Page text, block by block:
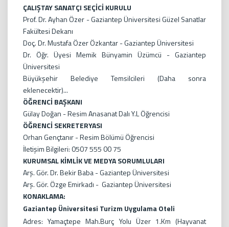
ÇALIŞTAY SANATÇI SEÇİCİ KURULU
Prof. Dr. Ayhan Özer - Gaziantep Üniversitesi Güzel Sanatlar
Fakültesi Dekanı
Doç. Dr. Mustafa Özer Özkantar - Gaziantep Üniversitesi
Dr. Öğr. Üyesi Memik Bünyamin Üzümcü - Gaziantep
Üniversitesi
Büyükşehir Belediye Temsilcileri (Daha sonra
eklenecektir)...
ÖĞRENCİ BAŞKANI
Gülay Doğan - Resim Anasanat Dalı Y.L Öğrencisi
ÖĞRENCİ SEKRETERYASI
Orhan Gençtanır - Resim Bölümü Öğrencisi
İletişim Bilgileri: 0507 555 00 75
KURUMSAL KİMLİK VE MEDYA SORUMLULARI
Arş. Gör. Dr. Bekir Baba - Gaziantep Üniversitesi
Arş. Gör. Özge Emirkadı - Gaziantep Üniversitesi
KONAKLAMA:
Gaziantep Üniversitesi Turizm Uygulama Oteli
Adres: Yamaçtepe Mah.Burç Yolu Üzer 1.Km (Hayvanat